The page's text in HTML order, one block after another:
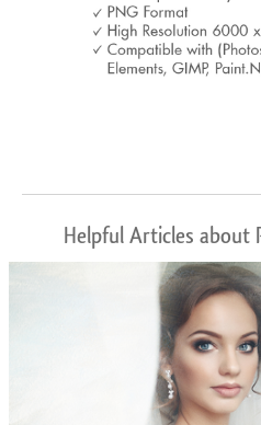
Helpful Articles about